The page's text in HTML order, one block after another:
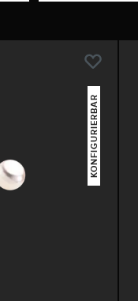
KONFIGURIERBAR